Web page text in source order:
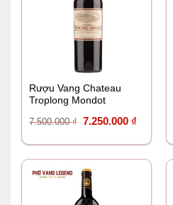
Rượu Vang Chateau
Troplong Mondot
7.500.000₫ Giá
7.500.000 ₫.
7.250.000 ₫Giá
hiện